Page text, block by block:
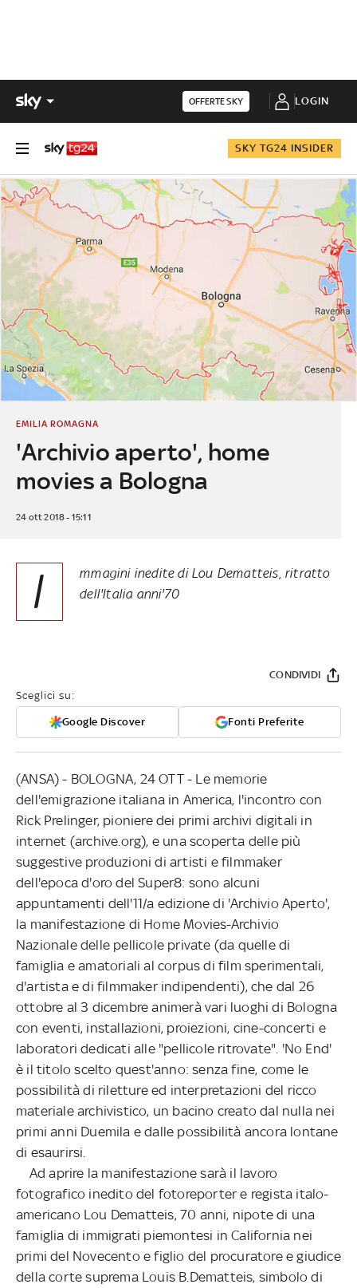
OFFERTE SKY LOGIN
SKY TG24 INSIDER
'Archivio aperto', home
movies a Bologna
EMILIA ROMAGNA
24 ott 2018 - 15:11
I
mmagini inedite di Lou Dematteis, ritratto
dell'Italia anni'70
Sceglici su:
Google Discover Fonti Preferite
CONDIVIDI
(ANSA) - BOLOGNA, 24 OTT - Le memorie
dell'emigrazione italiana in America, l'incontro con
Rick Prelinger, pioniere dei primi archivi digitali in
internet (archive.org), e una scoperta delle più
suggestive produzioni di artisti e filmmaker
dell'epoca d'oro del Super8: sono alcuni
appuntamenti dell'11/a edizione di 'Archivio Aperto',
la manifestazione di Home Movies-Archivio
Nazionale delle pellicole private (da quelle di
famiglia e amatoriali al corpus di film sperimentali,
d'artista e di filmmaker indipendenti), che dal 26
ottobre al 3 dicembre animerà vari luoghi di Bologna
con eventi, installazioni, proiezioni, cine-concerti e
laboratori dedicati alle "pellicole ritrovate". 'No End'
è il titolo scelto quest'anno: senza fine, come le
possibilità di riletture ed interpretazioni del ricco
materiale archivistico, un bacino creato dal nulla nei
primi anni Duemila e dalle possibilità ancora lontane
di esaurirsi.
Ad aprire la manifestazione sarà il lavoro
fotografico inedito del fotoreporter e regista italo-
americano Lou Dematteis, 70 anni, nipote di una
famiglia di immigrati piemontesi in California nei
primi del Novecento e figlio del procuratore e giudice
della corte suprema Louis B.Dematteis, simbolo di